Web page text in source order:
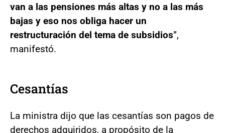
van a las pensiones más altas y no a las más
bajas y eso nos obliga hacer un
restructuración del tema de subsidios”,
manifestó.
Cesantías
La ministra dijo que las cesantías son pagos de
derechos adquiridos, a propósito de la